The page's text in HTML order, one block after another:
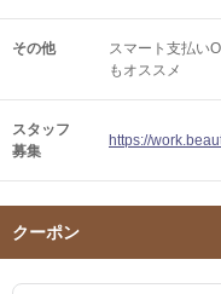
その他 スマート支払い
もオススメ
スタッフ
募集
https://
クーポン